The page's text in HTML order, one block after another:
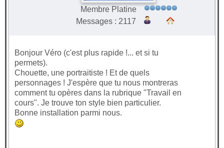
Membre Platine
Messages : 2117
Bonjour Véro (c'est plus rapide !... et si tu
permets).
Chouette, une portraitiste ! Et de quels
personnages ! J'espère que tu nous montreras
comment tu opères dans la rubrique "Travail en
cours". Je trouve ton style bien particulier.
Bonne installation parmi nous.